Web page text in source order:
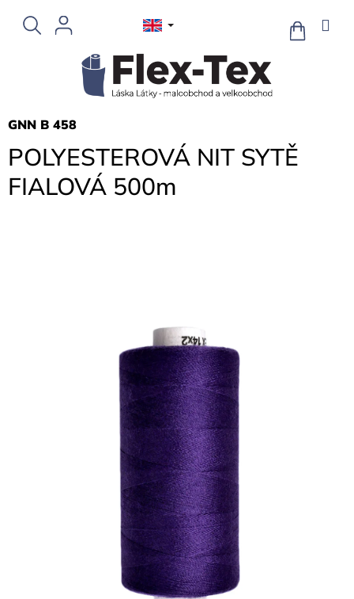
content
CART
POLYESTEROVÁ NIT SYTĚ
FIALOVÁ 500m
GNN B 458